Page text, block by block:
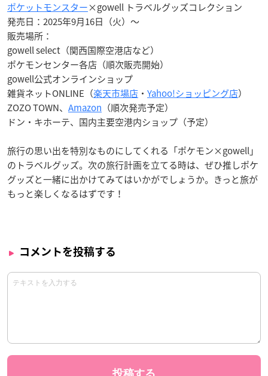
ポケットモンスター×gowell トラベルグッズコレクション
発売日：2025年9月16日（火）～
販売場所：
gowell select（関西国際空港店など）
ポケモンセンター各店（順次販売開始）
gowell公式オンラインショップ
雑貨ネットONLINE（楽天市場店 ・ Yahoo!ショッピング店）
ZOZO TOWN、 Amazon （順次発売予定）
ドン・キホーテ、国内主要空港内ショップ（予定）
旅行の思い出を特別なものにしてくれる「ポケモン×gowell」
のトラベルグッズ。次の旅行計画を立てる時は、ぜひ推しポケ
グッズと一緒に出かけてみてはいかがでしょうか。きっと旅が
もっと楽しくなるはずです！
コメントを投稿する